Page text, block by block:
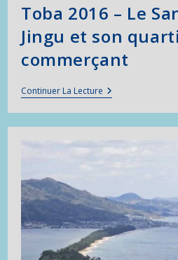
Toba 2016 – Le
Jingu et son
commerçant
Continuer La LectureToba
2016
–
Le
Ise
Quartier
Commerçant